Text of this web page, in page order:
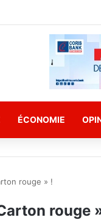
ÉCONOMIE
rouge » !
rouge